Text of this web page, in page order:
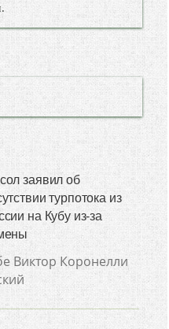
заявил об
турпотока из
на Кубу из-за
Виктор Коронелли